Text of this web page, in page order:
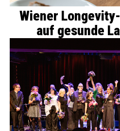
Wiener
auf gesunde